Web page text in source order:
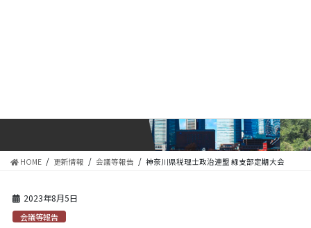
移
HOME 更新情報 会議等報告 神奈川県税理士政治連盟 緑支部定期大会
2023年8月5日
会議等報告